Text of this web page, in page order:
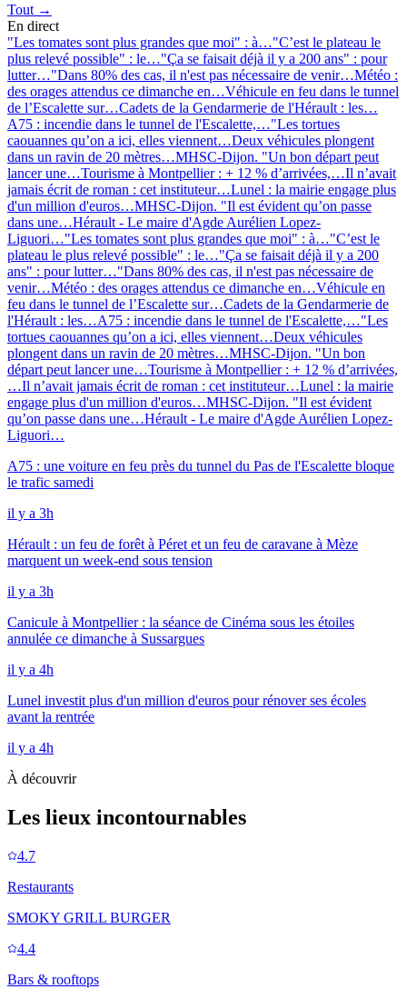
Tout →
En direct
"Les tomates sont plus grandes que moi" : à…"C’est le plateau le
plus relevé possible" : le…"Ça se faisait déjà il y a 200 ans" : pour
lutter…"Dans 80% des cas, il n'est pas nécessaire de venir…Météo :
des orages attendus ce dimanche en…Véhicule en feu dans le tunnel
de l’Escalette sur…Cadets de la Gendarmerie de l'Hérault : les…
A75 : incendie dans le tunnel de l'Escalette,…"Les tortues
caouannes qu’on a ici, elles viennent…Deux véhicules plongent
dans un ravin de 20 mètres…MHSC-Dijon. "Un bon départ peut
lancer une…Tourisme à Montpellier : + 12 % d’arrivées,…Il n’avait
jamais écrit de roman : cet instituteur…Lunel : la mairie engage plus
d'un million d'euros…MHSC-Dijon. "Il est évident qu’on passe
dans une…Hérault - Le maire d'Agde Aurélien Lopez-
Liguori…"Les tomates sont plus grandes que moi" : à…"C’est le
plateau le plus relevé possible" : le…"Ça se faisait déjà il y a 200
ans" : pour lutter…"Dans 80% des cas, il n'est pas nécessaire de
venir…Météo : des orages attendus ce dimanche en…Véhicule en
feu dans le tunnel de l’Escalette sur…Cadets de la Gendarmerie de
l'Hérault : les…A75 : incendie dans le tunnel de l'Escalette,…"Les
tortues caouannes qu’on a ici, elles viennent…Deux véhicules
plongent dans un ravin de 20 mètres…MHSC-Dijon. "Un bon
départ peut lancer une…Tourisme à Montpellier : + 12 % d’arrivées,
…Il n’avait jamais écrit de roman : cet instituteur…Lunel : la mairie
engage plus d'un million d'euros…MHSC-Dijon. "Il est évident
qu’on passe dans une…Hérault - Le maire d'Agde Aurélien Lopez-
Liguori…
A75 : une voiture en feu près du tunnel du Pas de l'Escalette bloque
le trafic samedi
il y a 3h
Hérault : un feu de forêt à Péret et un feu de caravane à Mèze
marquent un week-end sous tension
il y a 3h
Canicule à Montpellier : la séance de Cinéma sous les étoiles
annulée ce dimanche à Sussargues
il y a 4h
Lunel investit plus d'un million d'euros pour rénover ses écoles
avant la rentrée
il y a 4h
À découvrir
Les lieux incontournables
4.7
Restaurants
SMOKY GRILL BURGER
4.4
Bars & rooftops